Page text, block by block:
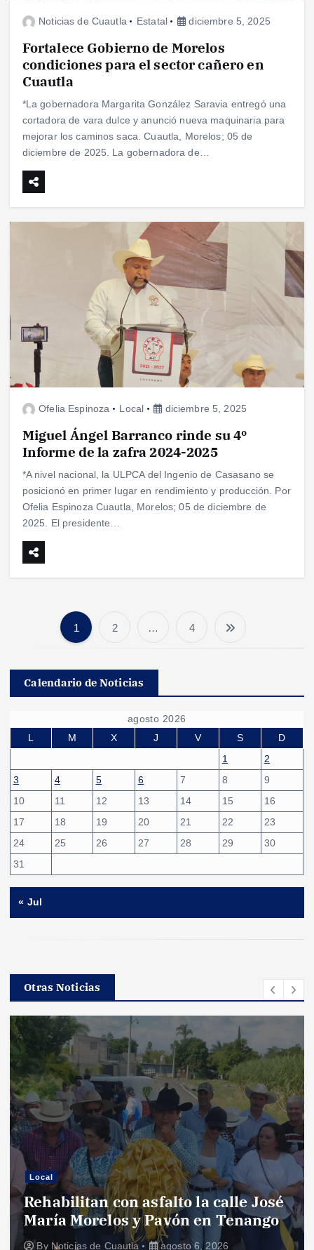
Noticias de Cuautla Estatal diciembre 5, 2025
Fortalece Gobierno de Morelos
condiciones para el sector cañero en
Cuautla
*La gobernadora Margarita González Saravia entregó una
cortadora de vara dulce y anunció nueva maquinaria para
mejorar los caminos saca. Cuautla, Morelos; 05 de
diciembre de 2025. La gobernadora de…
Ofelia Espinoza Local diciembre 5, 2025
Miguel Ángel Barranco rinde su 4º
Informe de la zafra 2024-2025
*A nivel nacional, la ULPCA del Ingenio de Casasano se
posicionó en primer lugar en rendimiento y producción. Por
Ofelia Espinoza Cuautla, Morelos; 05 de diciembre de
2025. El presidente…
a
g
i
n
a
c
i
ó
e
e
n
t
r
a
d
1 2 … 4
Calendario de Noticias
agosto 2026
L
M X J V S
D
1
2
3
4 5 6 7 8
9
10
11 12 13 14 15
16
17
18 19 20 21 22
23
24
25 26 27 28 29
30
31
« Jul
Otras Noticias
Local
Rehabilitan con asfalto la calle José
María Morelos y Pavón en Tenango
ByNoticias de Cuautla agosto 6, 2026